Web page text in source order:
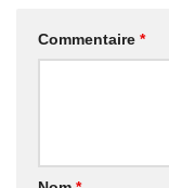
Commentaire *